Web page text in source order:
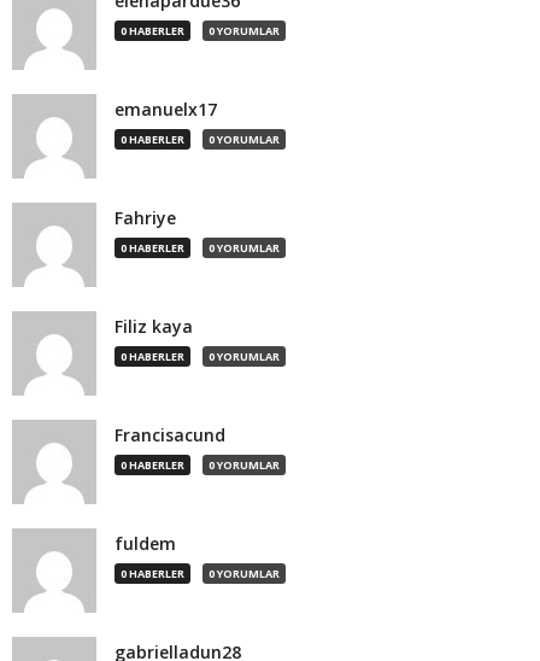
0 HABERLER 0 YORUMLAR
emanuelx17
0 HABERLER 0 YORUMLAR
Fahriye
0 HABERLER 0 YORUMLAR
Filiz kaya
0 HABERLER 0 YORUMLAR
Francisacund
0 HABERLER 0 YORUMLAR
fuldem
0 HABERLER 0 YORUMLAR
gabrielladun28